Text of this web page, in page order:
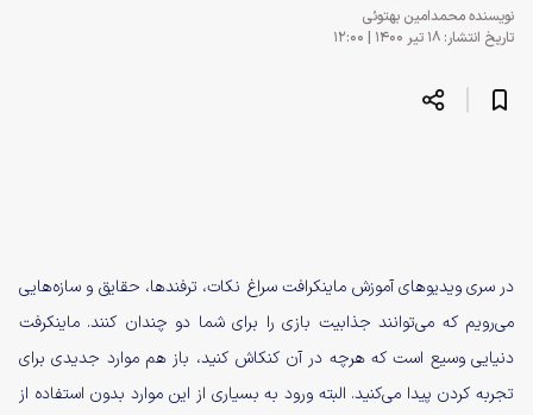
نویسندهمحمدامین بهتوئی
تاریخ انتشار: ۱۸ تیر ۱۴۰۰ | ۱۲:۰۰
در سری ویدیوهای آموزش ماینکرافت سراغ نکات، ترفندها، حقایق و سازه‌هایی
می‌رویم که می‌توانند جذابیت بازی را برای شما دو چندان کنند. ماینکرفت
دنیایی وسیع است که هرچه در آن کنکاش کنید، باز هم موارد جدیدی برای
تجربه کردن پیدا می‌کنید. البته ورود به بسیاری از این موارد بدون استفاده از